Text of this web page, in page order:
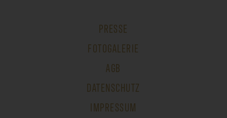
PRESSE
FOTOGALERIE
AGB
DATENSCHUTZ
IMPRESSUM